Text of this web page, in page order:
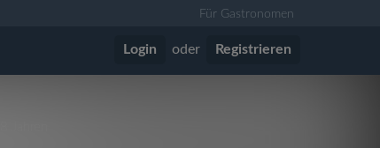
Für Gastronomen
Login oder Registrieren